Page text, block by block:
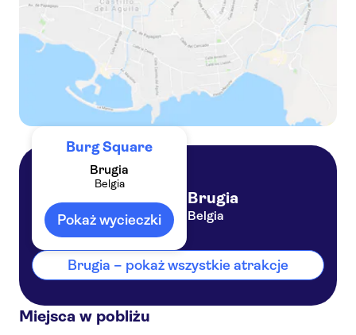
Burg Square
Brugia
Belgia
Pokaż wycieczki
Brugia
Belgia
Brugia – pokaż wszystkie atrakcje
Miejsca w pobliżu